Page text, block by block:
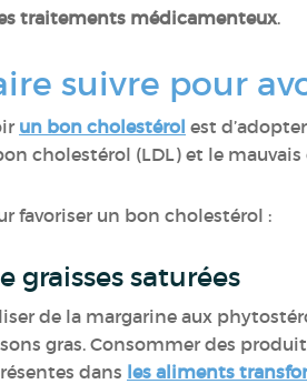
traitements médicamenteux.
suivre pour
un bon cholestérol est
cholestérol (LDL) et le mauvais
favoriser un bon cholestérol :
saturées
de la margarine aux
gras. Consommer des
dans les aliments